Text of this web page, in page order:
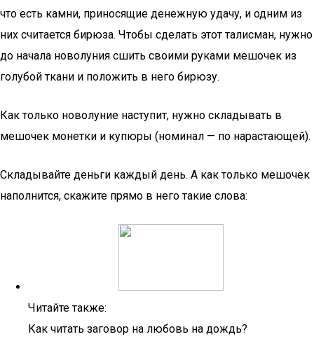
что есть камни, приносящие денежную удачу, и одним из
них считается бирюза. Чтобы сделать этот талисман, нужно
до начала новолуния сшить своими руками мешочек из
голубой ткани и положить в него бирюзу.
Как только новолуние наступит, нужно складывать в
мешочек монетки и купюры (номинал — по нарастающей).
Складывайте деньги каждый день. А как только мешочек
наполнится, скажите прямо в него такие слова:
Читайте также:
Как читать заговор на любовь на дождь?